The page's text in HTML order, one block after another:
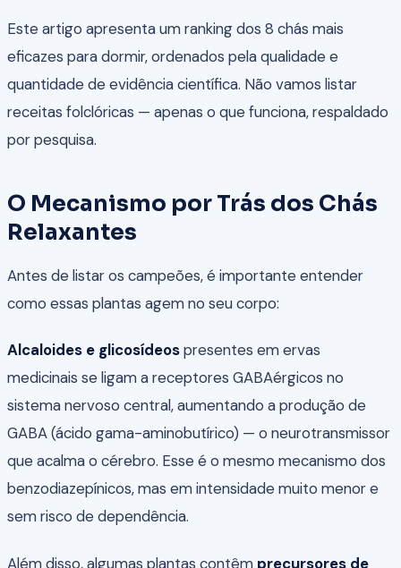
Este artigo apresenta um ranking dos 8 chás mais
eficazes para dormir, ordenados pela qualidade e
quantidade de evidência científica. Não vamos listar
receitas folclóricas — apenas o que funciona, respaldado
por pesquisa.
O Mecanismo por Trás dos Chás
Relaxantes
Antes de listar os campeões, é importante entender
como essas plantas agem no seu corpo:
Alcaloides e glicosídeospresentes em ervas
medicinais se ligam a receptores GABAérgicos no
sistema nervoso central, aumentando a produção de
GABA (ácido gama-aminobutírico) — o neurotransmissor
que acalma o cérebro. Esse é o mesmo mecanismo dos
benzodiazepínicos, mas em intensidade muito menor e
sem risco de dependência.
Além disso, algumas plantas contêm precursores de